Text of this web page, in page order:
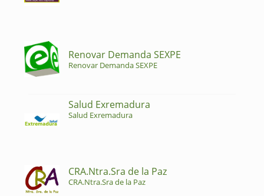
Renovar Demanda SEXPE
Renovar Demanda SEXPE
Salud Exremadura
Salud Exremadura
CRA.Ntra.Sra de la Paz
CRA.Ntra.Sra de la Paz